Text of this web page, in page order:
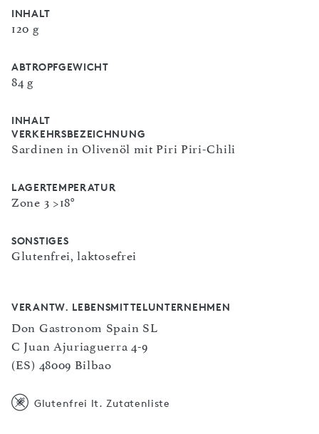
INHALT
120 g
ABTROPFGEWICHT
84 g
INHALT
VERKEHRSBEZEICHNUNG
Sardinen in Olivenöl mit Piri Piri-Chili
LAGERTEMPERATUR
Zone 3 >18°
SONSTIGES
Glutenfrei, laktosefrei
VERANTW. LEBENSMITTELUNTERNEHMEN
Don Gastronom Spain SL
C Juan Ajuriaguerra 4-9
(ES) 48009 Bilbao
Glutenfrei lt. Zutatenliste